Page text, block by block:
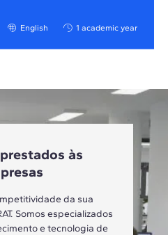
English 1 academic year
às
da sua
Somos especializados
e tecnologia de